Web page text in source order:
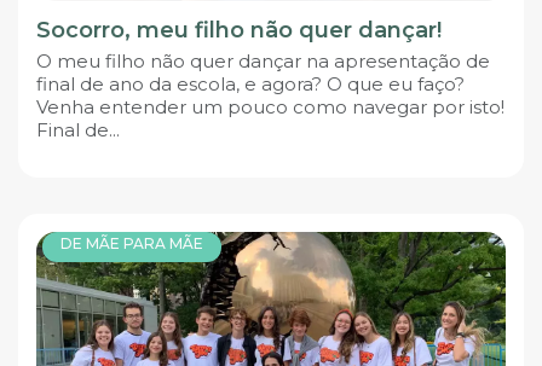
Socorro, meu filho não quer dançar!
O meu filho não quer dançar na apresentação de
final de ano da escola, e agora? O que eu faço?
Venha entender um pouco como navegar por isto!
Final de...
DE MÃE PARA MÃE